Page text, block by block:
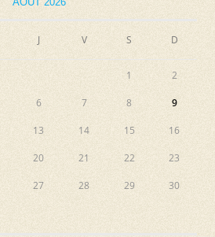
J V S D
1 2
6 7 8 9
13 14 15 16
20 21 22 23
27 28 29 30